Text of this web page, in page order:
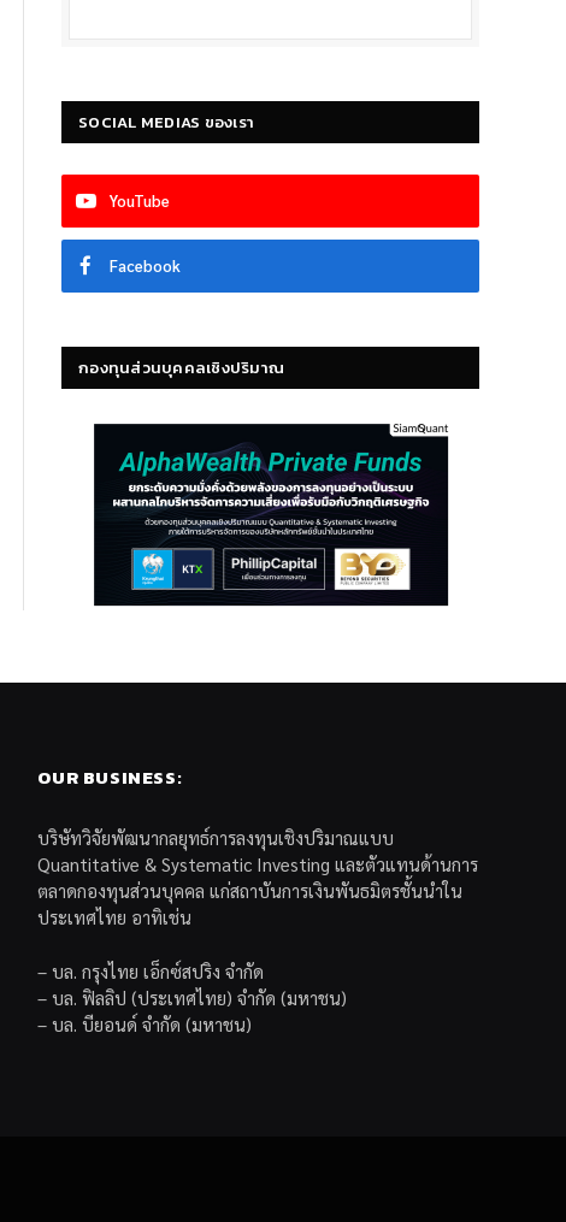
SOCIAL MEDIAS ของเรา
YouTube
Facebook
กองทุนส่วนบุคคลเชิงปริมาณ
OUR BUSINESS:
บริษัทวิจัยพัฒนากลยุทธ์การลงทุนเชิงปริมาณแบบ
Quantitative & Systematic Investing และตัวแทนด้านการ
ตลาดกองทุนส่วนบุคคล แก่สถาบันการเงินพันธมิตรชั้นนำใน
ประเทศไทย อาทิเช่น
– บล. กรุงไทย เอ็กซ์สปริง จำกัด
– บล. ฟิลลิป (ประเทศไทย) จำกัด (มหาชน)
– บล. บียอนด์ จำกัด (มหาชน)